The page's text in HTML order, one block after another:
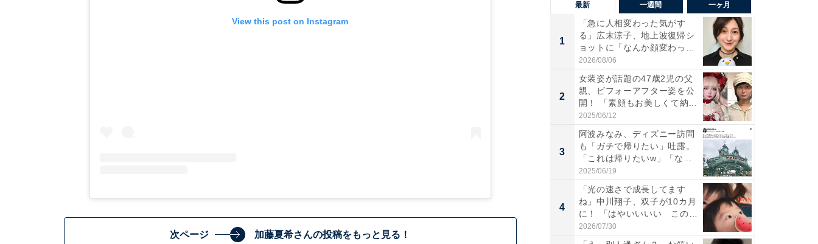
View this post on Instagram
次ページ 加藤夏希さんの投稿をもっと見る！
最新 一週間 一ヶ月
1
「急に人相変わった気がす
る」広末涼子、地上波復帰シ
ョットに「なんか顔変わっ
た」の...
2026/08/06
2
女装姿が話題の47歳2児の父
親、ビフォーアフター姿を公
開！ 「素顔もお美しくて納...
2025/06/12
3
阿波みなみ、ディズニー訪問
も「ガチで帰りたい」吐露。
「これは帰りたいw」「なん
ち...
2025/06/19
4
「光の速さで成長してます
ね」中川翔子、双子が10カ月
に！ 「はやいいいい この
前...
2026/07/30